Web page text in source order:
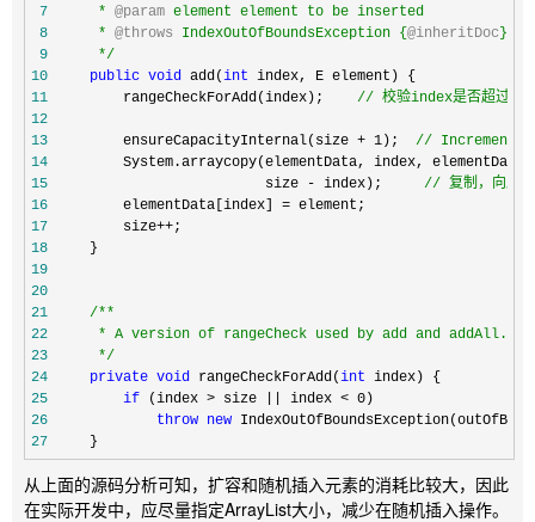
7
     *
@param
8
     *
@throws IndexOutOfBoundsException { @inheritDoc
9
*/
10
public void add(int
11
         rangeCheckForAdd(index);
// 校验index是否超过当
12
13
         ensureCapacityInternal(size + 1);
// Increments
14
System.arraycopy(elementData, index,
15
                          size - index);
// 复制，向后
16
         elementData[index] =
17
         size++
18
19
20
21
/**
22
23
*/
24
private void rangeCheckForAdd(int
25
if (index > size || index < 0
26
throw new
27
     }
从上面的源码分析可知，扩容和随机插入元素的消耗比较大，因此
在实际开发中，应尽量指定ArrayList大小，减少在随机插入操作。